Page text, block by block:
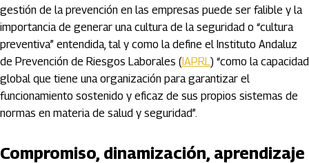
gestión de la prevención en las empresas puede ser falible y la
importancia de generar una cultura de la seguridad o “cultura
preventiva” entendida, tal y como la define el Instituto Andaluz
de Prevención de Riesgos Laborales (IAPRL) “como la capacidad
global que tiene una organización para garantizar el
funcionamiento sostenido y eficaz de sus propios sistemas de
normas en materia de salud y seguridad”.
Compromiso, dinamización, aprendizaje